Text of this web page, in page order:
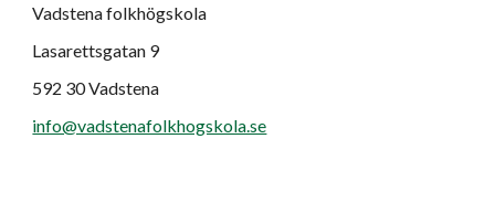
Vadstena folkhögskola
Lasarettsgatan 9
592 30 Vadstena
info@vadstenafolkhogskola.se